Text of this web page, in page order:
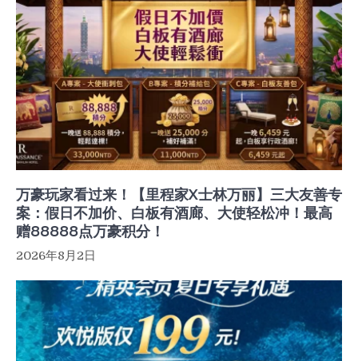
万豪玩家看过来！【里程家X士林万丽】三大友善专
案：假日不加价、白板有酒廊、大使轻松冲！最高
赠88888点万豪积分！
2026年8月2日